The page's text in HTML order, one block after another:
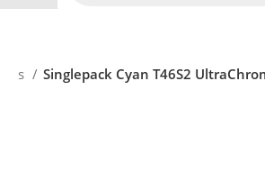
Singlepack Cyan T46S2